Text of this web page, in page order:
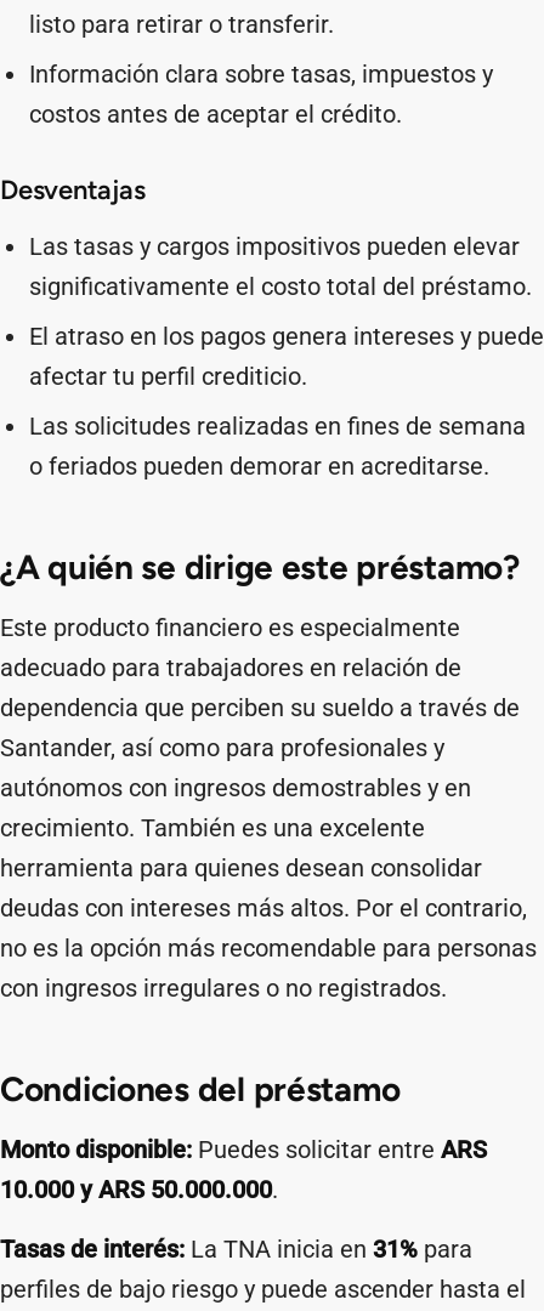
listo para retirar o transferir.
Información clara sobre tasas, impuestos y
costos antes de aceptar el crédito.
Desventajas
Las tasas y cargos impositivos pueden elevar
significativamente el costo total del préstamo.
El atraso en los pagos genera intereses y puede
afectar tu perfil crediticio.
Las solicitudes realizadas en fines de semana
o feriados pueden demorar en acreditarse.
¿A quién se dirige este préstamo?
Este producto financiero es especialmente
adecuado para trabajadores en relación de
dependencia que perciben su sueldo a través de
Santander, así como para profesionales y
autónomos con ingresos demostrables y en
crecimiento. También es una excelente
herramienta para quienes desean consolidar
deudas con intereses más altos. Por el contrario,
no es la opción más recomendable para personas
con ingresos irregulares o no registrados.
Condiciones del préstamo
Monto disponible: Puedes solicitar entre ARS
10.000 y ARS 50.000.000.
Tasas de interés: La TNA inicia en 31% para
perfiles de bajo riesgo y puede ascender hasta el